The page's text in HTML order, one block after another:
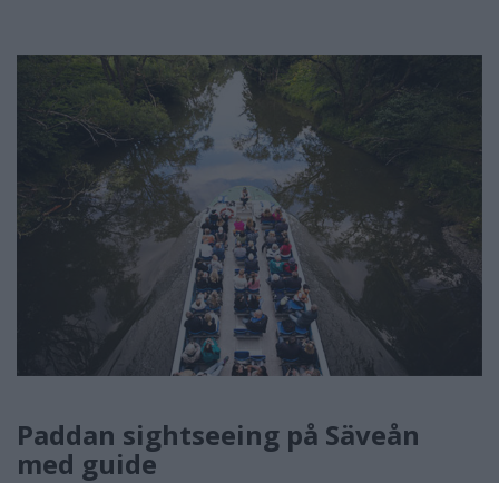
Paddan sightseeing på Säveån
med guide